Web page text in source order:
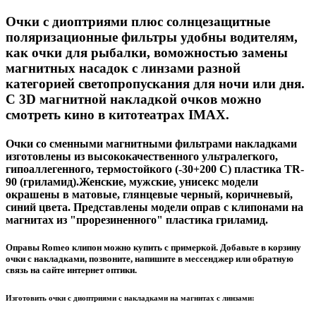
Очки с диоптриями плюс солнцезащитные
поляризационные фильтры удобны водителям,
как очки для рыбалки, воможностью замены
магнитных насадок с линзами разной
категорией светопропускания для ночи или дня.
С 3D магнитной накладкой очков можно
смотреть кино в китотеатрах IMAX.
Очки со сменными магнитными фильтрами накладками
изготовлены из высококачественного ультралегкого,
гипоаллегенного, термостойкого (-30+200 С) пластика TR-
90 (гриламид).Женские, мужские, унисекс модели
окрашены в матовые, глянцевые черный, коричневый,
синий цвета. Представлены модели оправ с клипонами на
магнитах из "прорезиненного" пластика гриламид.
Оправы Romeo клипон можно купить с примеркой. Добавьте в корзину
очки с накладками, позвоните, напишите в мессенджер или обратную
связь на сайте интернет оптики.
Изготовить очки с диоптриями с накладками на магнитах с линзами: